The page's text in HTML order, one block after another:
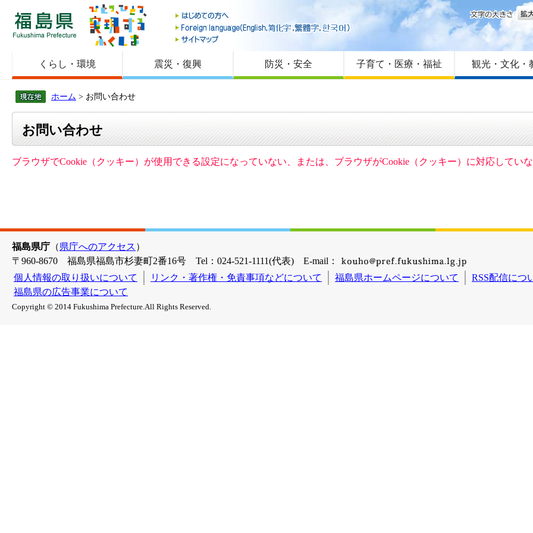
福島県
はじめての方へ
Foreign language
サイトマップ
文字
くらし・環境 震災・復興 防災・安全 子育て・医療・福祉 観光・文化・
ホーム > お問い合わせ
お問い合わせ
ブラウザでCookie（クッキー）が使用できる設定になっていない、または、ブラウザがCookie（クッキー）に対応してい
福島県庁 （県庁へのアクセス ）
〒960-8670 福島県福島市杉妻町2番16号 Tel：024-521-1111(代表) E-mail：
個人情報の取り扱いについて
リンク・著作権・免責事項などについて 福島県ホームページについて
RSS配信につ
福島県の広告事業について
Copyright © 2014 Fukushima Prefecture.All Rights Reserved.